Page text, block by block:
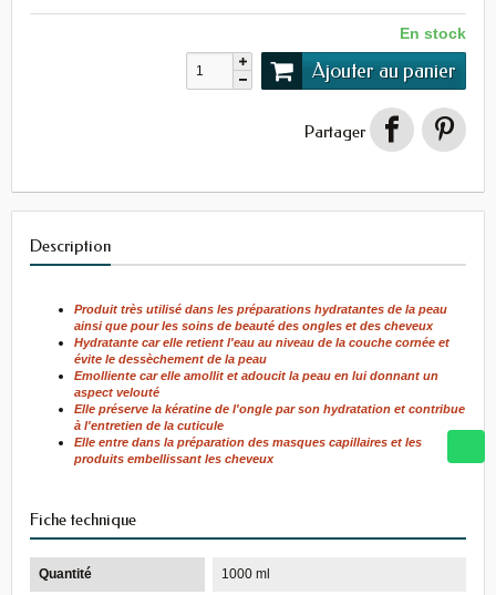
En stock
Ajouter au panier
Partager
Description
Produit très utilisé dans les préparations hydratantes de la peau
ainsi que pour les soins de beauté des ongles et des cheveux
Hydratante car elle retient l'eau au niveau de la couche cornée et
évite le dessèchement de la peau
Emolliente car elle amollit et adoucit la peau en lui donnant un
aspect velouté
Elle préserve la kératine de l'ongle par son hydratation et contribue
à l'entretien de la cuticule
Elle entre dans la préparation des masques capillaires et les
produits embellissant les cheveux
Fiche technique
Quantité 1000 ml